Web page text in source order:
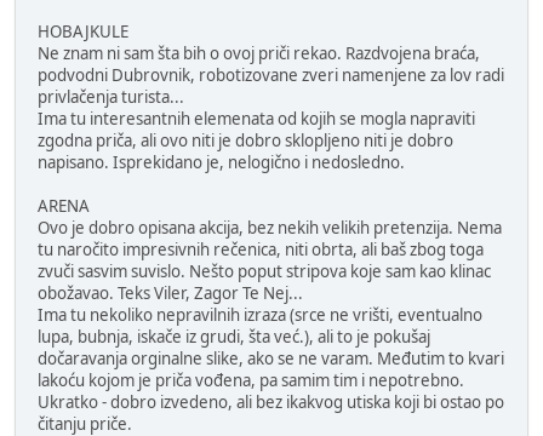
HOBAJKULE
Ne znam ni sam šta bih o ovoj priči rekao. Razdvojena braća,
podvodni Dubrovnik, robotizovane zveri namenjene za lov radi
privlačenja turista...
Ima tu interesantnih elemenata od kojih se mogla napraviti
zgodna priča, ali ovo niti je dobro sklopljeno niti je dobro
napisano. Isprekidano je, nelogično i nedosledno.
ARENA
Ovo je dobro opisana akcija, bez nekih velikih pretenzija. Nema
tu naročito impresivnih rečenica, niti obrta, ali baš zbog toga
zvuči sasvim suvislo. Nešto poput stripova koje sam kao klinac
obožavao. Teks Viler, Zagor Te Nej...
Ima tu nekoliko nepravilnih izraza (srce ne vrišti, eventualno
lupa, bubnja, iskače iz grudi, šta već.), ali to je pokušaj
dočaravanja orginalne slike, ako se ne varam. Međutim to kvari
lakoću kojom je priča vođena, pa samim tim i nepotrebno.
Ukratko - dobro izvedeno, ali bez ikakvog utiska koji bi ostao po
čitanju priče.